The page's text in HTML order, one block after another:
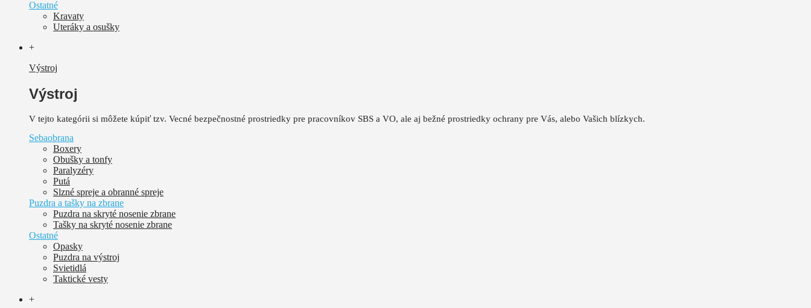
Ostatné
Kravaty
Uteráky a osušky
+
Výstroj
Výstroj
V tejto kategórii si môžete kúpiť tzv. Vecné bezpečnostné prostriedky pre pracovníkov SBS a VO, ale aj bežné prostriedky ochrany pre Vás, alebo Vašich blízkych.
Sebaobrana
Boxery
Obušky a tonfy
Paralyzéry
Putá
Slzné spreje a obranné spreje
Puzdra a tašky na zbrane
Puzdra na skryté nosenie zbrane
Tašky na skryté nosenie zbrane
Ostatné
Opasky
Puzdra na výstroj
Svietidlá
Taktické vesty
+